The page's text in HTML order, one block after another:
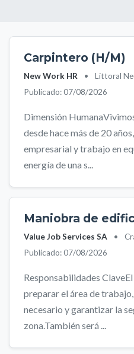
Carpintero (H/M)
New Work HR •
Littoral
Publicado: 07/08/2026
Dimensión
desde hace más de 20
empresarial y trabajo en
energía de una s...
Maniobra de
Value Job Services SA •
Publicado: 07/08/2026
Responsabilidades
preparar el área de
necesario y garantizar la
zona.También será ...